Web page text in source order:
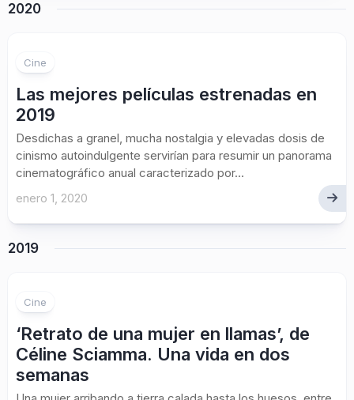
2020
Cine
Las mejores películas estrenadas en
2019
Desdichas a granel, mucha nostalgia y elevadas dosis de
cinismo autoindulgente servirían para resumir un panorama
cinematográfico anual caracterizado por...
enero 1, 2020
2019
Cine
‘Retrato de una mujer en llamas’, de
Céline Sciamma. Una vida en dos
semanas